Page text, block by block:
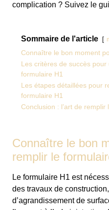
complication ? Suivez le
Sommaire de l'article
Connaître le bon moment
Les critères de succès
formulaire H1
Les étapes détaillées pour
formulaire H1
Conclusion : l’art de remplir
Connaître le bon
remplir le
Le formulaire H1 est
des travaux de
d’agrandissement de